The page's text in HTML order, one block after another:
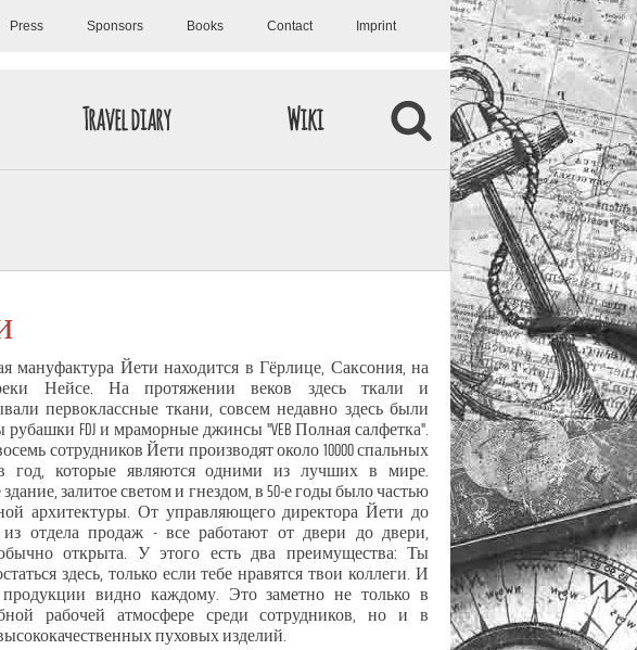
Press Sponsors Books Contact Imprint
Travel diary Wiki
мануфактура Йети находится в Гёрлице, Саксония, на
Нейсе. На протяжении веков здесь ткали и
первоклассные ткани, совсем недавно здесь были
FDJ и мраморные джинсы "VEB Полная салфетка".
сотрудников Йети производят около 10000 спальных
год, которые являются одними из лучших в мире.
залитое светом и гнездом, в 50-е годы было частью
архитектуры. От управляющего директора Йети до
из отдела продаж - все работают от двери до двери,
открыта. У этого есть два преимущества: Ты
здесь, только если тебе нравятся твои коллеги. И
продукции видно каждому. Это заметно не только в
рабочей атмосфере среди сотрудников, но и в
пуховых изделий.